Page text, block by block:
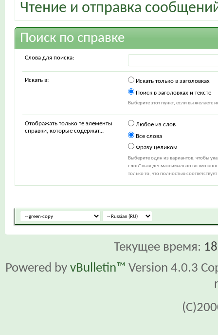
Чтение и отправка
Поиск по справке
Слова для поиска:
Искать в:
Искать только в заголовках
Поиск в заголовках и тексте
Выберите этот пункт, если вы желаете
Отображать только те элементы
справки, которые содержат...
Любое из слов
Все слова
Фразу целиком
Выберите один из вариантов, чтобы
слов" выведет максимально возможное
только то, что полностью
Текущее время:
Powered by vBulletin™ Version 4.0.3